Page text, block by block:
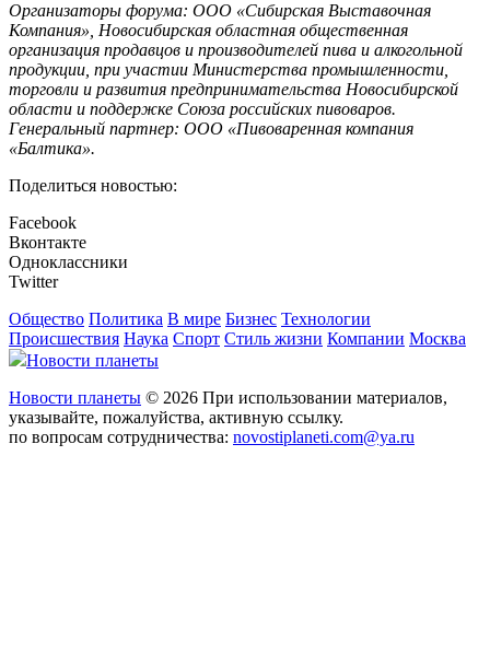
Организаторы форума: ООО «Сибирская Выставочная
Компания», Новосибирская областная общественная
организация продавцов и производителей пива и алкогольной
продукции, при участии Министерства промышленности,
торговли и развития предпринимательства Новосибирской
области и поддержке Союза российских пивоваров.
Генеральный партнер: ООО «Пивоваренная компания
«Балтика».
Поделиться новостью:
Facebook
Вконтакте
Одноклассники
Twitter
Общество Политика В мире Бизнес Технологии
Происшествия Наука Спорт Стиль жизни Компании Москва
Новости планеты
Новости планеты © 2026 При использовании материалов,
указывайте, пожалуйства, активную ссылку.
по вопросам сотрудничества: novostiplaneti.com@ya.ru